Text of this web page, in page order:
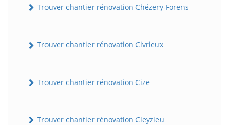
Trouver chantier rénovation Chézery-Forens
Trouver chantier rénovation Civrieux
Trouver chantier rénovation Cize
Trouver chantier rénovation Cleyzieu